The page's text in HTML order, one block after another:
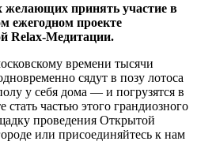
желающих принять участие в
ежегодном проекте
Relax-Медитации.
времени тысячи
сядут в позу лотоса
у себя дома — и погрузятся в
частью этого грандиозного
проведения Открытой
или присоединяйтесь к нам